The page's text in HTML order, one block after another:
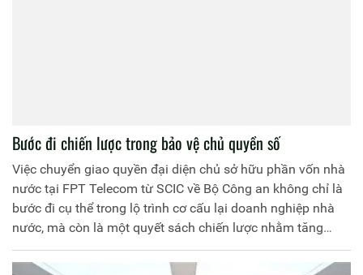
Bước đi chiến lược trong bảo vệ chủ quyền số
Việc chuyển giao quyền đại diện chủ sở hữu phần vốn nhà
nước tại FPT Telecom từ SCIC về Bộ Công an không chỉ là
bước đi cụ thể trong lộ trình cơ cấu lại doanh nghiệp nhà
nước, mà còn là một quyết sách chiến lược nhằm tăng
cường năng lực bảo vệ an ninh mạng, an ninh thông tin và
chủ quyền số quốc gia.